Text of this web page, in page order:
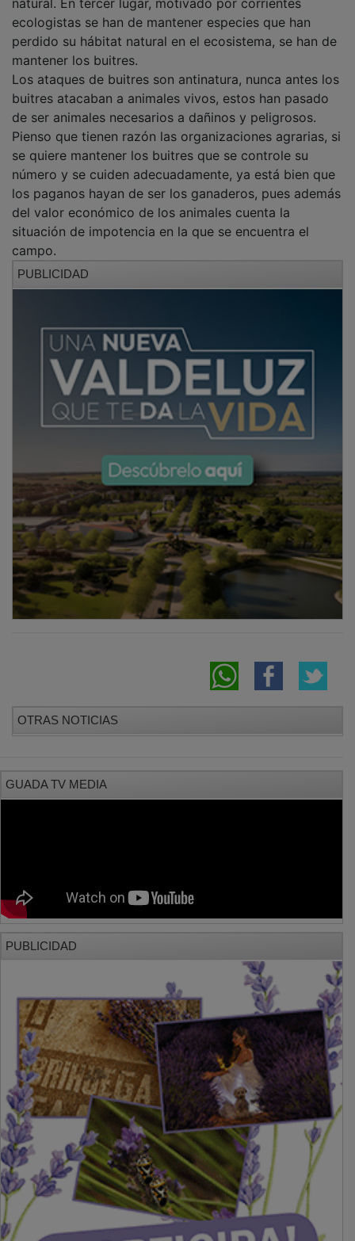
ecologistas se han de mantener especies que han
perdido su hábitat natural en el ecosistema, se han de
mantener los buitres.
Los ataques de buitres son antinatura, nunca antes los
buitres atacaban a animales vivos, estos han pasado
de ser animales necesarios a dañinos y peligrosos.
Pienso que tienen razón las organizaciones agrarias, si
se quiere mantener los buitres que se controle su
número y se cuiden adecuadamente, ya está bien que
los paganos hayan de ser los ganaderos, pues además
del valor económico de los animales cuenta la
situación de impotencia en la que se encuentra el
campo.
PUBLICIDAD